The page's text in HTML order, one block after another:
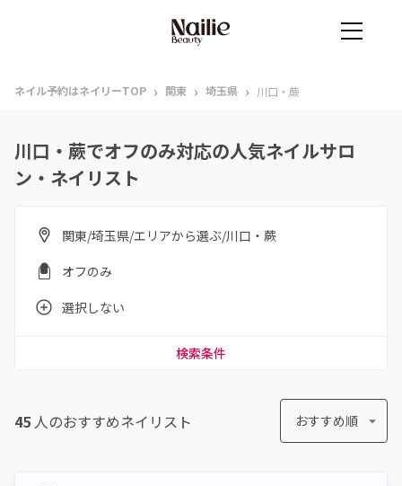
ネイル予約はネイリーTOP › 関東 › 埼玉県 › 川口・蕨
川口・蕨でオフのみ対応の人気ネイルサロ
ン・ネイリスト
関東/埼玉県/エリアから選ぶ/川口・蕨
オフのみ
選択しない
検索条件
45 人のおすすめネイリスト おすすめ順